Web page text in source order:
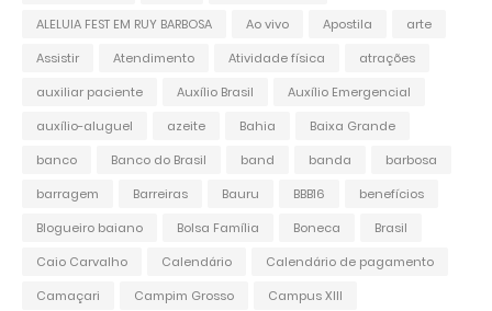
ALELUIA FEST EM RUY BARBOSA
Ao vivo Apostila
arte
Assistir
Atendimento Atividade física
atrações
auxiliar paciente
Auxílio Brasil
Auxílio Emergencial
auxílio-aluguel
azeite Bahia
Baixa Grande
banco
Banco do Brasil band banda
barbosa
barragem
Barreiras Bauru BBB16
benefícios
Blogueiro baiano
Bolsa Família Boneca
Brasil
Caio Carvalho
Calendário
Calendário de pagamento
Camaçari
Campim Grosso Campus XIII